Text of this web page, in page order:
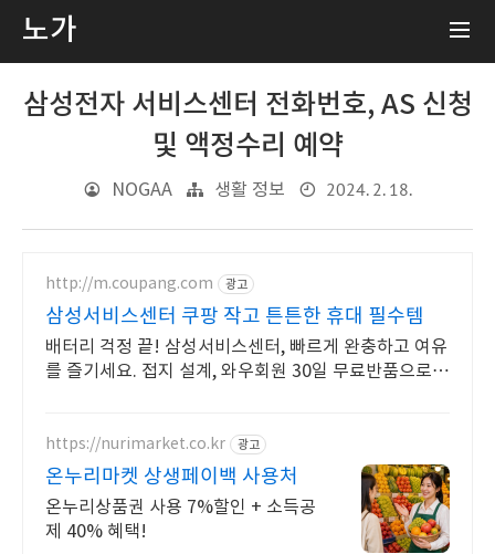
노가
삼성전자 서비스센터 전화번호, AS 신청
및 액정수리 예약
NOGAA 생활 정보 2024. 2. 18.
http://m.coupang.com 광고
삼성서비스센터 쿠팡 작고 튼튼한 휴대 필수템
배터리 걱정 끝! 삼성서비스센터, 빠르게 완충하고 여유
를 즐기세요. 접지 설계, 와우회원 30일 무료반품으로
https://nurimarket.co.kr 광고
온누리마켓 상생페이백 사용처
온누리상품권 사용 7%할인 + 소득공
제 40% 혜택!